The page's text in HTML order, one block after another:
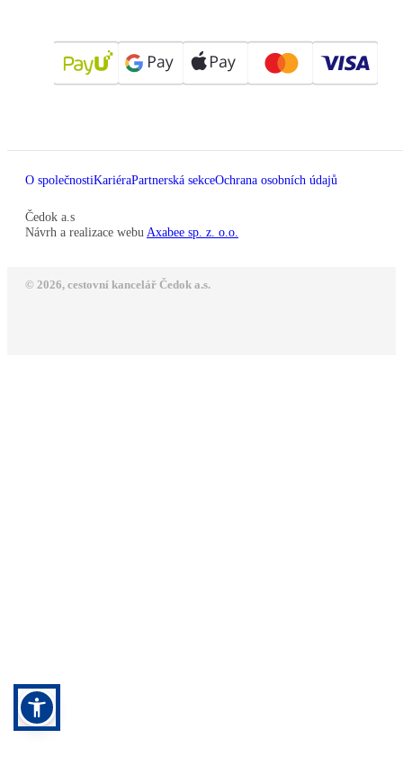
O společnostiKariéraPartnerská sekceOchrana osobních údajů
Čedok a.s
Návrh a realizace webu Axabee sp. z. o.o.
© 2026, cestovní kancelář Čedok a.s.